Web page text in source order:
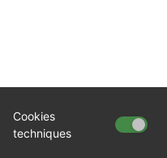
Cookies
techniques